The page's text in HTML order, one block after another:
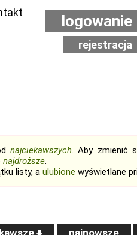
logowanie
rejestracja
najciekawszych. Aby zmienić
najdroższe.
listy, a ulubione wyświetlane
najnowsze